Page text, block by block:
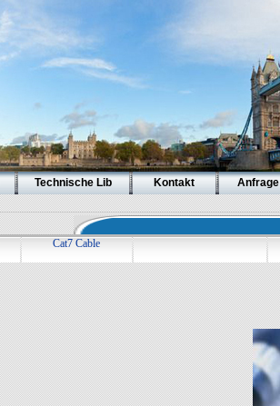
Technische Lib Kontakt Anfrage
Cat7 Cable